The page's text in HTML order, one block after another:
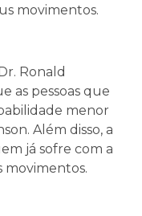
movimentos.
Ronald
as pessoas que
menor
Além disso, a
já sofre com a
movimentos.